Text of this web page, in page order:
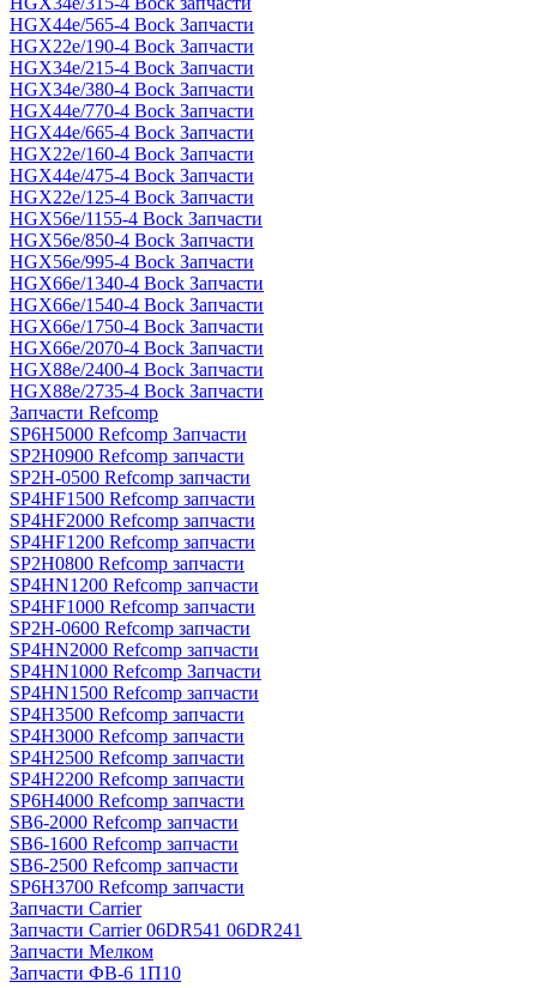
HGX44e/565-4 Bock Запчасти
HGX22e/190-4 Bock Запчасти
HGX34e/215-4 Bock Запчасти
HGX34e/380-4 Bock Запчасти
HGX44e/770-4 Bock Запчасти
HGX44e/665-4 Bock Запчасти
HGX22e/160-4 Bock Запчасти
HGX44e/475-4 Bock Запчасти
HGX22e/125-4 Bock Запчасти
HGX56e/1155-4 Bock Запчасти
HGX56e/850-4 Bock Запчасти
HGX56e/995-4 Bock Запчасти
HGX66e/1340-4 Bock Запчасти
HGX66e/1540-4 Bock Запчасти
HGX66e/1750-4 Bock Запчасти
HGX66e/2070-4 Bock Запчасти
HGX88e/2400-4 Bock Запчасти
HGX88e/2735-4 Bock Запчасти
Запчасти Refcomp
SP6H5000 Refcomp Запчасти
SP2H0900 Refcomp запчасти
SP2H-0500 Refcomp запчасти
SP4HF1500 Refcomp запчасти
SP4HF2000 Refcomp запчасти
SP4HF1200 Refcomp запчасти
SP2H0800 Refcomp запчасти
SP4HN1200 Refcomp запчасти
SP4HF1000 Refcomp запчасти
SP2H-0600 Refcomp запчасти
SP4HN2000 Refcomp запчасти
SP4HN1000 Refcomp Запчасти
SP4HN1500 Refcomp запчасти
SP4H3500 Refcomp запчасти
SP4H3000 Refcomp запчасти
SP4H2500 Refcomp запчасти
SP4H2200 Refcomp запчасти
SP6H4000 Refcomp запчасти
SB6-2000 Refcomp запчасти
SB6-1600 Refcomp запчасти
SB6-2500 Refcomp запчасти
SP6H3700 Refcomp запчасти
Запчасти Carrier
Запчасти Carrier 06DR541 06DR241
Запчасти Мелком
Запчасти ФВ-6 1П10